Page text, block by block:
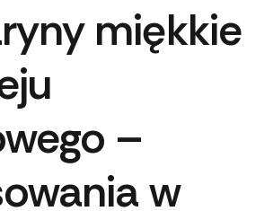
miękkie
–
w